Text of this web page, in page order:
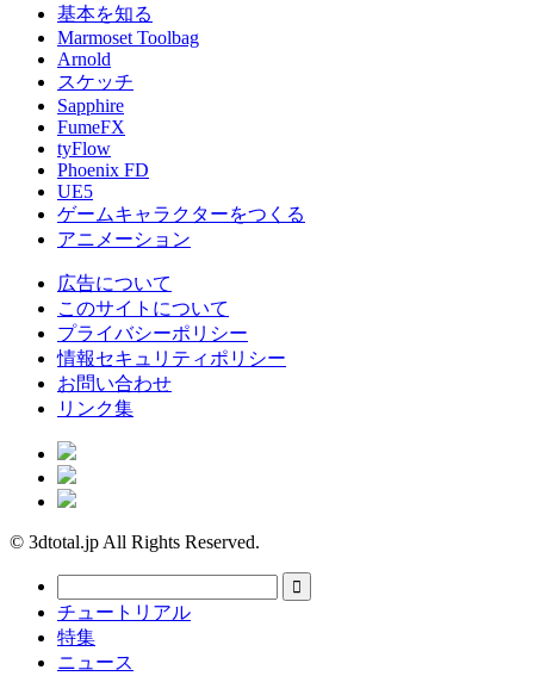
基本を知る
Marmoset Toolbag
Arnold
スケッチ
Sapphire
FumeFX
tyFlow
Phoenix FD
UE5
ゲームキャラクターをつくる
アニメーション
広告について
このサイトについて
プライバシーポリシー
情報セキュリティポリシー
お問い合わせ
リンク集
© 3dtotal.jp All Rights Reserved.
チュートリアル
特集
ニュース